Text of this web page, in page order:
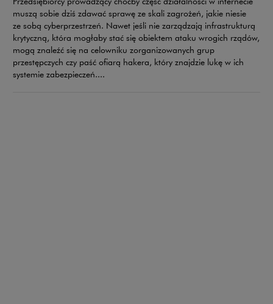
muszą sobie dziś zdawać sprawę ze skali zagrożeń, jakie niesie
ze sobą cyberprzestrzeń. Nawet jeśli nie zarządzają infrastrukturą
krytyczną, która mogłaby stać się obiektem ataku wrogich rządów,
mogą znaleźć się na celowniku zorganizowanych grup
przestępczych czy paść ofiarą hakera, który znajdzie lukę w ich
systemie zabezpieczeń....